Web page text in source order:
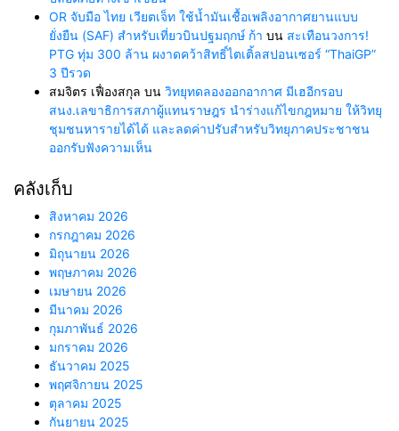
OR จับมือ ไทย เวียตเจ็ท ใช้น้ำมันเชื้อเพลิงอากาศยานแบบ
ยั่งยืน (SAF) สำหรับเที่ยวบินปฐมฤกษ์ ก้า บน สะเทือนวงการ!
PTG ทุ่ม 300 ล้าน ผงาดคว้าสิทธิ์ไตเติ้ลสปอนเซอร์ “ThaiGP”
3 ปีรวด
สมจิตร เฟื่องสกุล บน วิทยุทดลองออกอากาศ มีเฮอีกรอบ
สนง.เลขาธิการสภาผู้แทนราษฎร นำร่างแก้ไขกฎหมาย ให้วิทยุ
ชุมชนหารายได้ได้ และลดค่าปรับสำหรับวิทยุภาคประชาชน
ออกรับฟังความเห็น
คลังเก็บ
สิงหาคม 2026
กรกฎาคม 2026
มิถุนายน 2026
พฤษภาคม 2026
เมษายน 2026
มีนาคม 2026
กุมภาพันธ์ 2026
มกราคม 2026
ธันวาคม 2025
พฤศจิกายน 2025
ตุลาคม 2025
กันยายน 2025